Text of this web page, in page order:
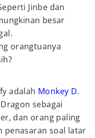
Jinbe dan
besar
orangtuanya
adalah Monkey D.
sebagai
dan orang paling
penasaran soal latar